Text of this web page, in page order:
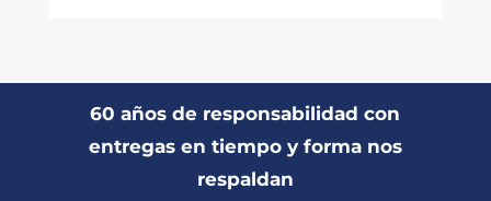
60 años de responsabilidad con
entregas en tiempo y forma nos
respaldan